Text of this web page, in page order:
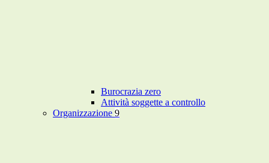
Burocrazia zero
Attività soggette a controllo
Organizzazione 9